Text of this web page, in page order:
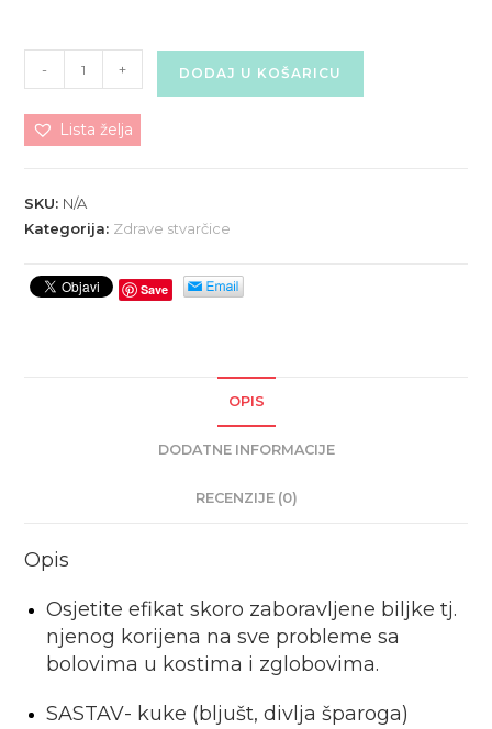
MELEM
PROTIV
BOLESTI
KOSTIJU
ZGLOBOVA
I
U
- + DODAJ U KOŠARICU
Lista želja
SKU: N/A
Kategorija: Zdrave stvarčice
Save
OPIS
DODATNE INFORMACIJE
RECENZIJE (0)
Opis
Osjetite efikat skoro zaboravljene biljke tj.
njenog korijena na sve probleme sa
bolovima u kostima i zglobovima.
SASTAV- kuke (bljušt, divlja šparoga)